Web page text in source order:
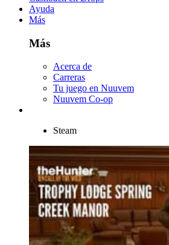
Ayuda
Más
Más
Acerca de
Carreras
Tu juego en Nuuvem
Nuuvem Co-op
Steam